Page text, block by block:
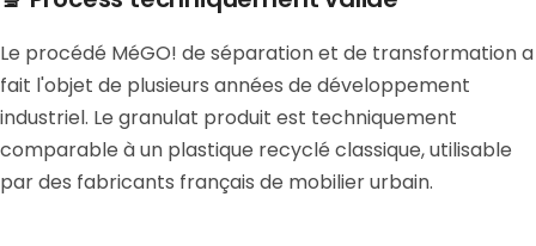
Le procédé MéGO! de séparation et de transformation a
fait l'objet de plusieurs années de développement
industriel. Le granulat produit est techniquement
comparable à un plastique recyclé classique, utilisable
par des fabricants français de mobilier urbain.